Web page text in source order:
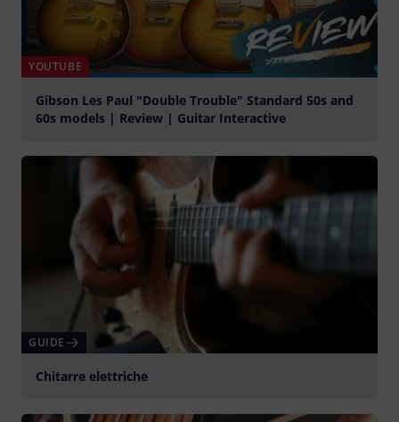
YOUTUBE
Gibson Les Paul "Double Trouble" Standard 50s and
60s models | Review | Guitar Interactive
GUIDE
Chitarre elettriche